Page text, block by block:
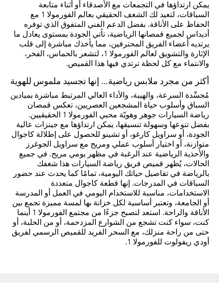
يمكن ارتداؤها في التجمعات مع الأصدقاء أو أثناء متابعة
السباقات، لتعيد لك الشغف الحقيقي بعالم الفورمولا 1 مع
الحفاظ على الأناقة. بفضل الدعم الفني المتفوق الذي توفره
أديداس لجميع قمصانها الرياضية، تأتي الجودة بمستوى يعادل ما
يرتديه أعضاء الفريق المحترفين، مما يأخذك مباشرة إلى قلب
الإثارة والتشويق لعالم الفورمولا 1، لتشعر بالحماس، الفخر،
والانتماء مع كل لحظة ترتدي فيها هذا القميص.
أكثر من مجرد ملابس رياضية… إنها تجسيد ملموس للهوية
مُجسِّدة السرعة، والهيبة، والأداء العالي المرتبط مباشرة بميادين
السباق وأسلوب حياة المشجعين العصريين، تعكس قمصان
رياضة السيارات جوهر وهويّة محبي الفورمولا 1 الحقيقيين.
بفضل تنوعها وسهولة تنسيقها، يمكن ارتداؤها مع جينزات عالية
الجودة، أو سراويل كارغو، أو تشينو للحصول على إطلالة كاجوال
متوازنة، أو اختيار أسلوب عملي ومريح مع سراويل الجوغرز
والأحذية الرياضية عند الرغبة في مظهر يومي مريح. في جميع
الحالات، يُظهر قميص فريق رياضة السيارات هذا شغفك
بالرياضة في تفاصيل حياتك اليومية، تمامًا كما يحدث عند حضور
السباقات في المدرجات. إنها قطعة كاجوال متعددة
الاستخدامات، مناسبة للاستخدام اليومي في العمل أو المدرسة
أو الجامعة، وتعتبر أساسية لكل خزانة بها لمسة مميزة تجمع بين
الأناقة والراحة. استعد لتصبح جزءًا من مجتمع الفورمولا 1 أينما
كنت، سواء كنت تشجع من الشوارع المزدحمة، أو من الحلبة، أو
حتى من راحة منزلك، مع السحر الفريد للقميص الرسمي لفريق
أودي ريفولوت للفورمولا 1.